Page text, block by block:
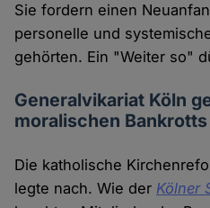
Sie fordern einen
personelle und
gehörten. Ein "Weiter so"
Generalvikariat Köln
moralischen Bankrotts
Die katholische
legte nach. Wie der Kölner